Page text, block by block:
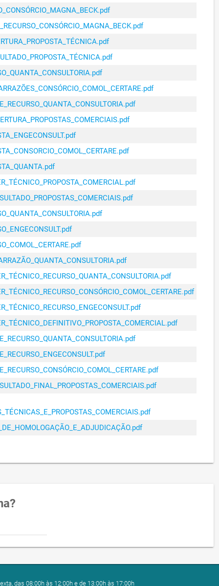
DO URBANISMO,
E MEIO AMBIENTE
DO URBANISMO,
E MEIO AMBIENTE
02/01/2024
DO URBANISMO,
E MEIO AMBIENTE
DO URBANISMO,
E MEIO AMBIENTE
DO URBANISMO,
01/07/2024
E MEIO AMBIENTE
01/03/2024
DO URBANISMO,
E MEIO AMBIENTE
DO URBANISMO,
01/03/2024
E MEIO AMBIENTE
DO URBANISMO,
E MEIO AMBIENTE
DO URBANISMO,
01/04/2024 R$ 19.500,00
E MEIO AMBIENTE
01/04/2024
DO URBANISMO,
E MEIO AMBIENTE
DO URBANISMO,
E MEIO AMBIENTE
01/04/2024
E MEIO AMBIENTE
01/04/2024 R$ 110.650,00
DO URBANISMO,
E MEIO AMBIENTE
02/01/2025
DO URBANISMO,
02/01/2025 R$ 129.715,39
E MEIO AMBIENTE
DO URBANISMO,
E MEIO AMBIENTE
DO URBANISMO,
das 08:00h às 12:00h e de 13:00h às 17:00h